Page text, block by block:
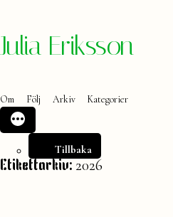
Hoppa
Julia Eriksson
Om Följ Arkiv Kategorier
Tillbaka
Etikettarkiv: 2026